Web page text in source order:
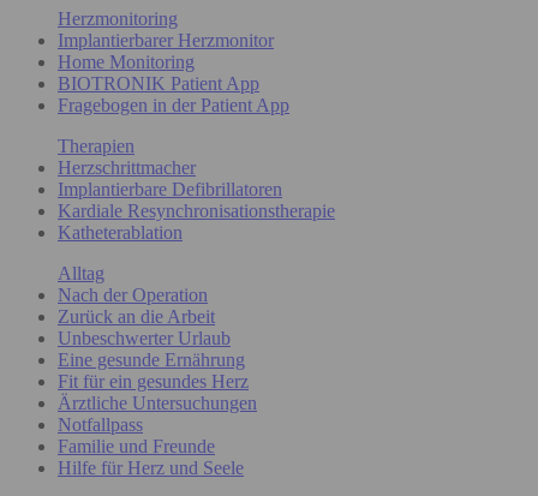
Herzmonitoring
Implantierbarer Herzmonitor
Home Monitoring
BIOTRONIK Patient App
Fragebogen in der Patient App
Therapien
Herzschrittmacher
Implantierbare Defibrillatoren
Kardiale Resynchronisationstherapie
Katheterablation
Alltag
Nach der Operation
Zurück an die Arbeit
Unbeschwerter Urlaub
Eine gesunde Ernährung
Fit für ein gesundes Herz
Ärztliche Untersuchungen
Notfallpass
Familie und Freunde
Hilfe für Herz und Seele